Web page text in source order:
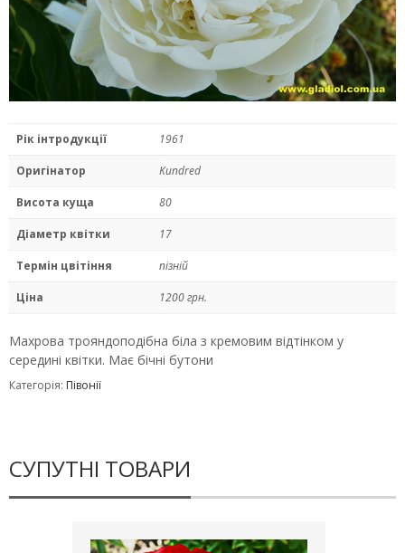
Рік інтродукції 1961
Оригінатор Kundred
Висота куща 80
Діаметр квітки 17
Термін цвітіння пізній
Ціна 1200 грн.
Махрова трояндоподібна біла з кремовим відтінком у
середині квітки. Має бічні бутони
Категорія: Півонії
СУПУТНІ ТОВАРИ